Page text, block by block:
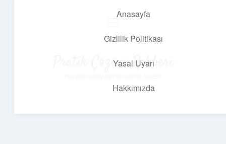
Anasayfa
Gizlilik Politikası
Yasal Uyarı
Hakkımızda
Pratik Çözüm Rehberi